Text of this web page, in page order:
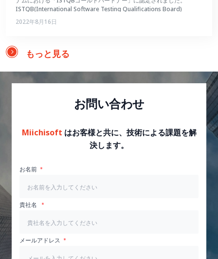
ISTQB(International Software Testing Qualifications Board)
2022年8月16日
もっと見る
お問い合わせ
Miichisoft はお客様と共に、技術による課題を解
決します。
お名前
貴社名
メールアドレス